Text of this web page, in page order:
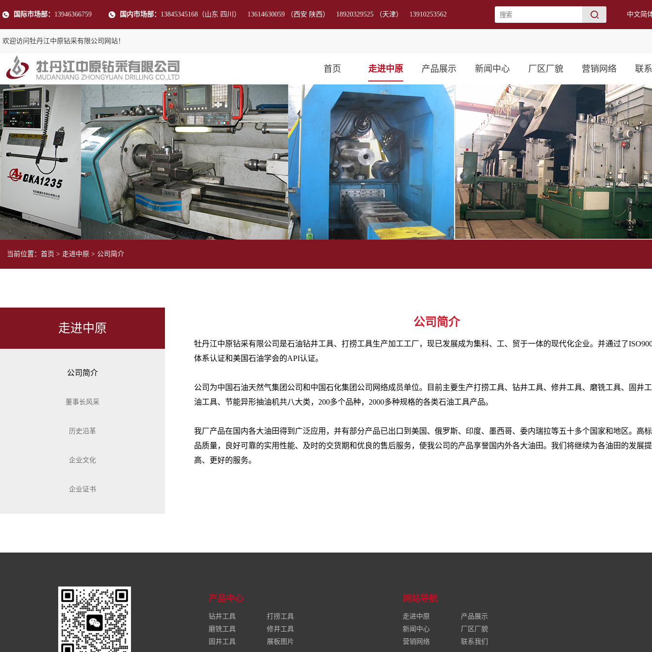
国际市场部： 13946366759 国内市场部： 13845345168（山东 四川） 13614630059 （西安 陕西） 18920329525 （天津） 13910253562 中文简
欢迎访问牡丹江中原钻采有限公司网站！
首页 走进中原
公司简介
董事长风采
历史沿革
企业文化
企业证书
产品展示
钻井工具
打捞工具
展板图片
新闻中心
公司新闻
行业动态
保养常识
厂区厂貌 营销网络 联
当前位置： 首页 > 走进中原 > 公司简介
走进中原
公司简介
董事长风采
历史沿革
企业文化
企业证书
公司简介
牡丹江中原钻采有限公司是石油钻井工具、打捞工具生产加工工厂，现已发展成为集科、工、贸于一体的现代化企业。并通过了
体系认证和美国石油学会的API认证。
公司为中国石油天然气集团公司和中国石化集团公司网络成员单位。目前主要生产打捞工具、钻井工具、修井工具、磨铣工具、固井
油工具、节能异形抽油机共八大类，200多个品种，2000多种规格的各类石油工具产品。
我厂产品在国内各大油田得到广泛应用，并有部分产品已出口到美国、俄罗斯、印度、墨西哥、委内瑞拉等五十多个国家和地区。高
品质量，良好可靠的实用性能、及时的交货期和优良的售后服务，使我公司的产品享誉国内外各大油田。我们将继续为各油田的发展
高、更好的服务。
产品中心
钻井工具
打捞工具
磨铣工具
修井工具
固井工具
展板图片
网站导航
走进中原
产品展示
新闻中心
厂区厂貌
营销网络
联系我们